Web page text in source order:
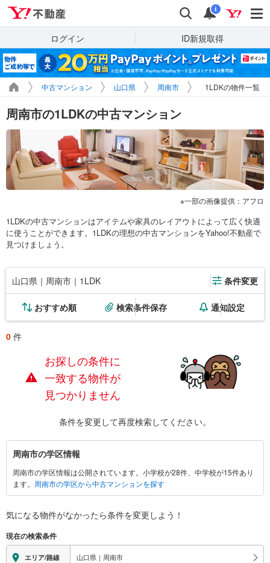
検索 通知
i
ログイン ID新規取得
中古マンション 山口県 周南市 1LDKの物件一覧
周南市の1LDKの中古マンション
一部の画像提供：アフロ
1LDKの中古マンションはアイテムや家具のレイアウトによって広く快適
に使うことができます。1LDKの理想の中古マンションをYahoo!不動産で
見つけましょう。
山口県｜周南市｜1LDK 条件変更
おすすめ順 検索条件保存 通知設定
0 件
お探しの条件に
一致する物件が
見つかりません
条件を変更して再度検索してください。
周
南
市
に
す
情
報
周南市の学区情報
周南市の学区情報は公開されています。小学校が28件、中学校が15件あり
ます。 周南市の学区から中古マンションを探す
気になる物件がなかったら条件を変更しよう！
現在の検索条件
エリア/路線 山口県｜周南市